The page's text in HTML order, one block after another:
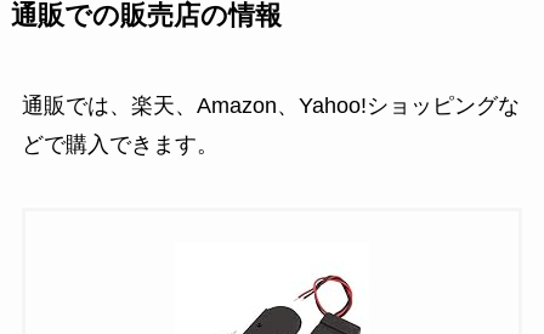
通販での販売店の情報
通販では、楽天、Amazon、Yahoo!ショッピングな
どで購入できます。